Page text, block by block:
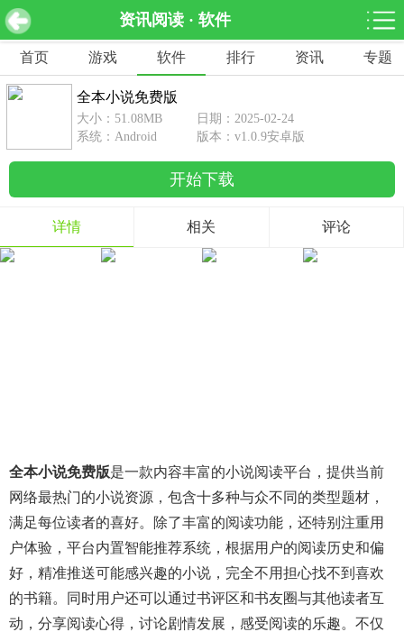
资讯阅读 · 软件
网游分类 软件分类
休闲益智
462款游戏
赛车竞速
122款游戏
1642款游戏
动作射击
351款游戏
69款游戏
经营养成
策略塔防
冒险解谜
首页 游戏 软件 排行 资讯 专题
全本小说免费版 v1.0.9安卓版 下载
全本小说免费版
大小：51.08MB
日期：2025-02-24
系统：Android
版本：v1.0.9安卓版
开始下载
详情 相关 评论
全本小说免费版是一款内容丰富的小说阅读平台，提供当前
网络最热门的小说资源，包含十多种与众不同的类型题材，
满足每位读者的喜好。除了丰富的阅读功能，还特别注重用
户体验，平台内置智能推荐系统，根据用户的阅读历史和偏
好，精准推送可能感兴趣的小说，完全不用担心找不到喜欢
的书籍。同时用户还可以通过书评区和书友圈与其他读者互
动，分享阅读心得，讨论剧情发展，感受阅读的乐趣。不仅